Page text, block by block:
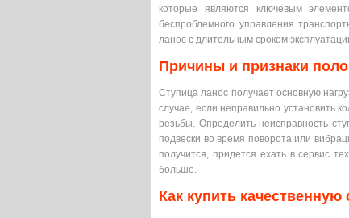
которые являются ключевым
беспроблемного управления
ланос с длительным сроком
Причины и признаки
Ступица ланос получает основную
случае, если неправильно установить
резьбы. Определить неисправность
подвески во время поворота или
получится, придется ехать в сервис
больше.
Как купить